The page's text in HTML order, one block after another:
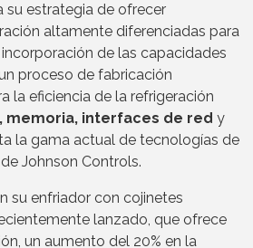
su estrategia de ofrecer
altamente diferenciadas para
de las capacidades
proceso de fabricación
la eficiencia de la refrigeración
memoria, interfaces de red y
la gama actual de tecnologías de
Johnson Controls.
su enfriador con cojinetes
lanzado, que ofrece
un aumento del 20% en la